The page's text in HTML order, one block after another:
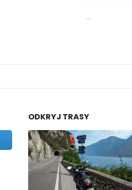
...
ODKRYJ TRASY